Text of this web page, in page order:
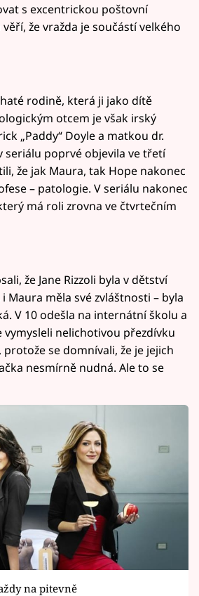
s excentrickou poštovní
že vražda je součástí velkého
rodině, která ji jako dítě
otcem je však irský
„Paddy“ Doyle a matkou dr.
seriálu poprvé objevila ve třetí
že jak Maura, tak Hope nakonec
– patologie. V seriálu nakonec
má roli zrovna ve čtvrtečním
že Jane Rizzoli byla v dětství
Maura měla své zvláštnosti – byla
V 10 odešla na internátní školu a
vymysleli nelichotivou přezdívku
protože se domnívali, že je jejich
nesmírně nudná. Ale to se
na pitevně